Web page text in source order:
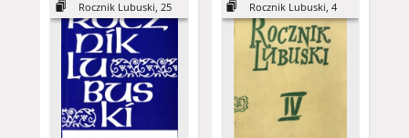
Rocznik Lubuski, 25 Rocznik Lubuski, 4